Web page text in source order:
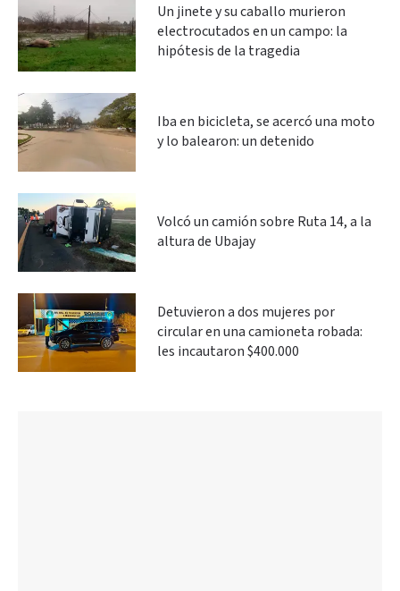
Un jinete y su caballo murieron
electrocutados en un campo: la
hipótesis de la tragedia
Iba en bicicleta, se acercó una moto
y lo balearon: un detenido
Volcó un camión sobre Ruta 14, a la
altura de Ubajay
Detuvieron a dos mujeres por
circular en una camioneta robada:
les incautaron $400.000